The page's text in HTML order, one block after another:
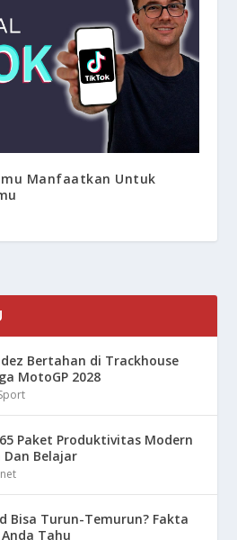
Manfaatkan Untuk
Bertahan di Trackhouse
MotoGP 2028
Paket Produktivitas Modern
Belajar
Bisa Turun-Temurun? Fakta
Tahu